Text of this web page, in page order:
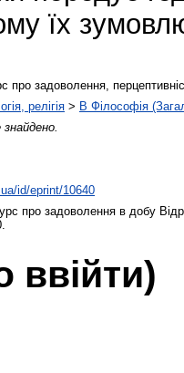
їх
про задоволення,
релігія > B Філософія
id/eprint/10640
про задоволення в добу
ввійти)